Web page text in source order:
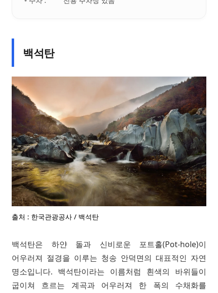
백석탄
출처 : 한국관광공사 / 백석탄
백석탄은 하얀 돌과 신비로운 포트홀(Pot-hole)이
어우러져 절경을 이루는 청송 안덕면의 대표적인 자연
명소입니다. 백석탄이라는 이름처럼 흰색의 바위들이
굽이쳐 흐르는 계곡과 어우러져 한 폭의 수채화를